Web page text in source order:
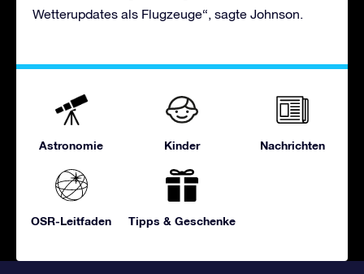
Wetterupdates als Flugzeuge“, sagte Johnson.
Astronomie Kinder Nachrichten
OSR-Leitfaden Tipps & Geschenke